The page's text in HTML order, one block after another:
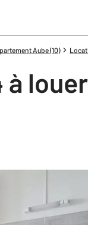
Aube (10)
à louer